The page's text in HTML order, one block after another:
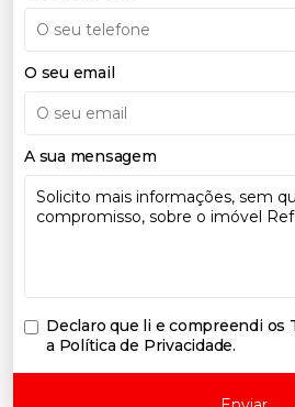
O seu email
A sua mensagem
Declaro que li e compreendi os
a Política de Privacidade.